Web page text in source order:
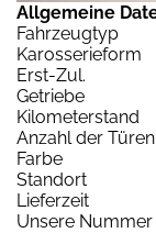
Allgemeine
Fahrzeugtyp
Karosserieform
Erst-Zul.
Getriebe
Kilometerstand
Anzahl der Türen
Farbe
Standort
Lieferzeit
Unsere Nummer